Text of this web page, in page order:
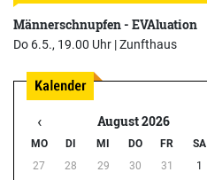
Männerschnupfen - EVAluation
Do 6.5., 19.00 Uhr |Zunfthaus
‹ August 2026
MO DI MI DO FR SA
27
28 29 30 31 1